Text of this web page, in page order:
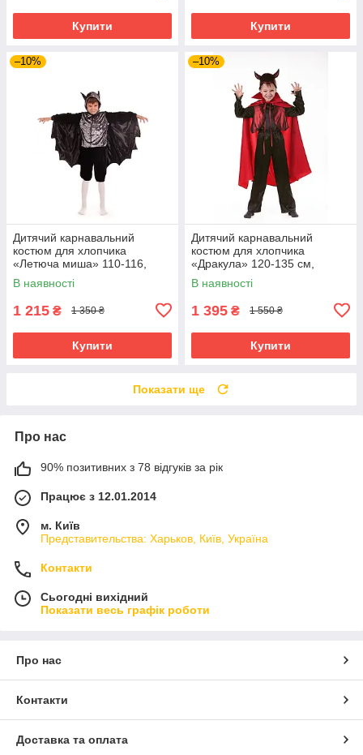
Купити Купити
–10%
Дитячий карнавальний
костюм для хлопчика
«Летюча миша» 110-116,
116-122 см, чорний
В наявності
1 215 ₴ 1 350 ₴
Купити
–10%
Дитячий карнавальний
костюм для хлопчика
«Дракула» 120-135 см,
чорно-червоний
В наявності
1 395 ₴ 1 550 ₴
Купити
Показати ще
Про нас
90% позитивних з 78 відгуків за рік
Працює з 12.01.2014
м. Київ
Представительства: Харьков, Київ, Україна
Контакти
Сьогодні вихідний
Показати весь графік роботи
Про нас
Контакти
Доставка та оплата